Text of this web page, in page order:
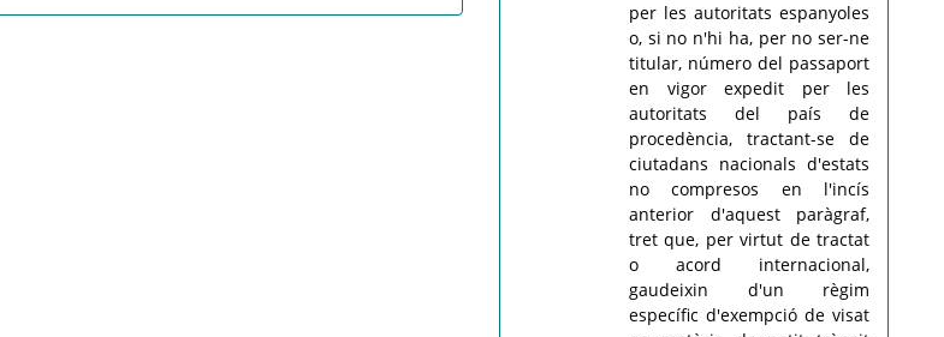
per les autoritats espanyoles
o, si no n'hi ha, per no ser-ne
titular, número del passaport
en vigor expedit per les
autoritats del país de
procedència, tractant-se de
ciutadans nacionals d'estats
no compresos en l'incís
anterior d'aquest paràgraf,
tret que, per virtut de tractat
o acord internacional,
gaudeixin d'un règim
específic d'exempció de visat